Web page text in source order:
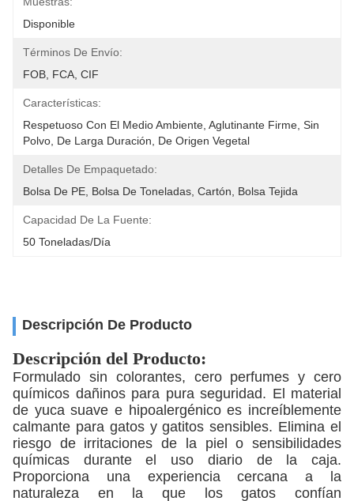
Disponible
Términos De Envío:
FOB, FCA, CIF
Características:
Respetuoso Con El Medio Ambiente, Aglutinante Firme, Sin
Polvo, De Larga Duración, De Origen Vegetal
Detalles De Empaquetado:
Bolsa De PE, Bolsa De Toneladas, Cartón, Bolsa Tejida
Capacidad De La Fuente:
50 Toneladas/día
Descripción De Producto
Descripción del Producto:
Formulado sin colorantes, cero perfumes y cero
químicos dañinos para pura seguridad. El material
de yuca suave e hipoalergénico es increíblemente
calmante para gatos y gatitos sensibles. Elimina el
riesgo de irritaciones de la piel o sensibilidades
químicas durante el uso diario de la caja.
Proporciona una experiencia cercana a la
naturaleza en la que los gatos confían